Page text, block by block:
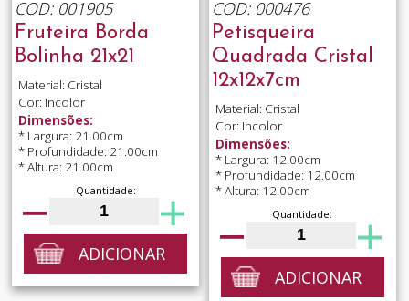
COD: 001905
Fruteira Borda
Bolinha 21x21
Material: Cristal
Cor: Incolor
Dimensões:
* Largura: 21.00cm
* Profundidade: 21.00cm
* Altura: 21.00cm
Quantidade:
ADICIONAR
COD: 000476
Petisqueira
Quadrada Cristal
12x12x7cm
Material: Cristal
Cor: Incolor
Dimensões:
* Largura: 12.00cm
* Profundidade: 12.00cm
* Altura: 12.00cm
Quantidade:
ADICIONAR